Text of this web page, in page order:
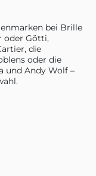
bei Brille
oder Götti,
die
oder die
und Andy Wolf –